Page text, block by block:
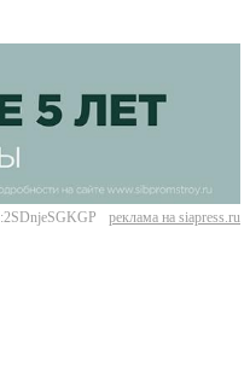
реклама на siapress.ru